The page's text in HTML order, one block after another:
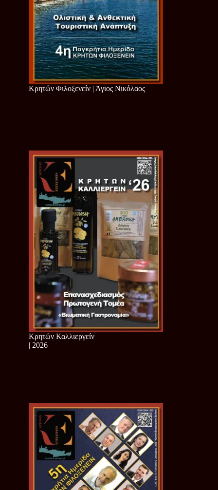
Κρητών Φιλοξενείν | Άγιος Νικόλαος
Κρητών Καλλιεργείν
| 2026